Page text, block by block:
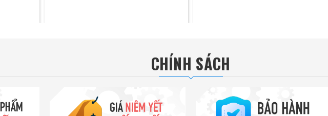
CHÍNH SÁCH